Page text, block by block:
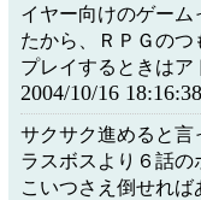
イヤー向けのゲーム
たから、ＲＰＧの
プレイするときは
2004/10/16 18:16:38
サクサク進めると言
ラスボスより６話の
こいつさえ倒せれば